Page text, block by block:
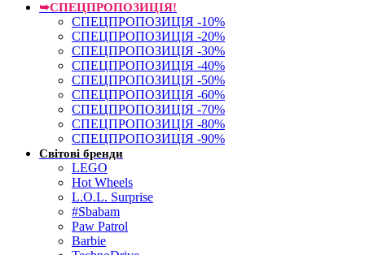
➥СПЕЦПРОПОЗИЦІЯ!
СПЕЦПРОПОЗИЦІЯ -10%
СПЕЦПРОПОЗИЦІЯ -20%
СПЕЦПРОПОЗИЦІЯ -30%
СПЕЦПРОПОЗИЦІЯ -40%
СПЕЦПРОПОЗИЦІЯ -50%
СПЕЦПРОПОЗИЦІЯ -60%
СПЕЦПРОПОЗИЦІЯ -70%
СПЕЦПРОПОЗИЦІЯ -80%
СПЕЦПРОПОЗИЦІЯ -90%
Світові бренди
LEGO
Hot Wheels
L.O.L. Surprise
#Sbabam
Paw Patrol
Barbie